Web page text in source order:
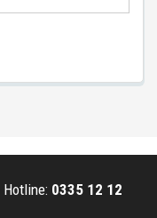
Hotline: 0335 12 12